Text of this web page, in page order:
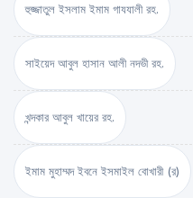
হুজ্জাতুল ইসলাম ইমাম গাযযালী রহ.
সাইয়েদ আবুল হাসান আলী নদভী রহ.
খন্দকার আবুল খায়ের রহ.
ইমাম মুহাম্মদ ইবনে ইসমাইল বোখারী (র)